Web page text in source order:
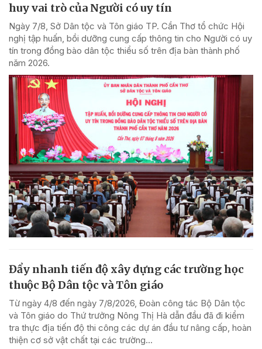
huy vai trò của Người có uy tín
Ngày 7/8, Sở Dân tộc và Tôn giáo TP. Cần Thơ tổ chức Hội
nghị tập huấn, bồi dưỡng cung cấp thông tin cho Người có uy
tín trong đồng bào dân tộc thiểu số trên địa bàn thành phố
năm 2026.
Đẩy nhanh tiến độ xây dựng các trường học
thuộc Bộ Dân tộc và Tôn giáo
Từ ngày 4/8 đến ngày 7/8/2026, Đoàn công tác Bộ Dân tộc
và Tôn giáo do Thứ trưởng Nông Thị Hà dẫn đầu đã đi kiểm
tra thực địa tiến độ thi công các dự án đầu tư nâng cấp, hoàn
thiện cơ sở vật chất tại các trường...